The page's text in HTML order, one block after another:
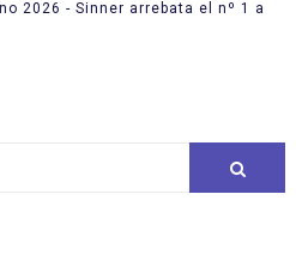
2026 - Sinner arrebata el nº 1 a